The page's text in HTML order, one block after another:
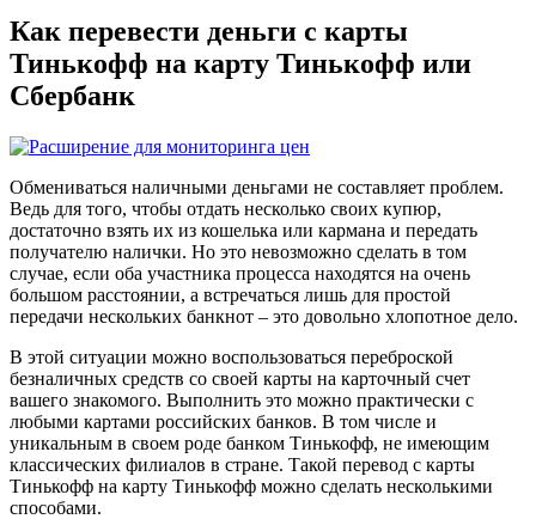
Как перевести деньги с карты
Тинькофф на карту Тинькофф или
Сбербанк
Обмениваться наличными деньгами не составляет проблем.
Ведь для того, чтобы отдать несколько своих купюр,
достаточно взять их из кошелька или кармана и передать
получателю налички. Но это невозможно сделать в том
случае, если оба участника процесса находятся на очень
большом расстоянии, а встречаться лишь для простой
передачи нескольких банкнот – это довольно хлопотное дело.
В этой ситуации можно воспользоваться переброской
безналичных средств со своей карты на карточный счет
вашего знакомого. Выполнить это можно практически с
любыми картами российских банков. В том числе и
уникальным в своем роде банком Тинькофф, не имеющим
классических филиалов в стране. Такой перевод с карты
Тинькофф на карту Тинькофф можно сделать несколькими
способами.